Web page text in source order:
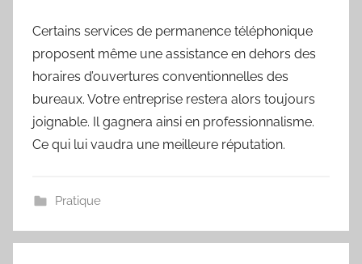
Certains services de permanence téléphonique
proposent même une assistance en dehors des
horaires d’ouvertures conventionnelles des
bureaux. Votre entreprise restera alors toujours
joignable. Il gagnera ainsi en professionnalisme.
Ce qui lui vaudra une meilleure réputation.
Pratique